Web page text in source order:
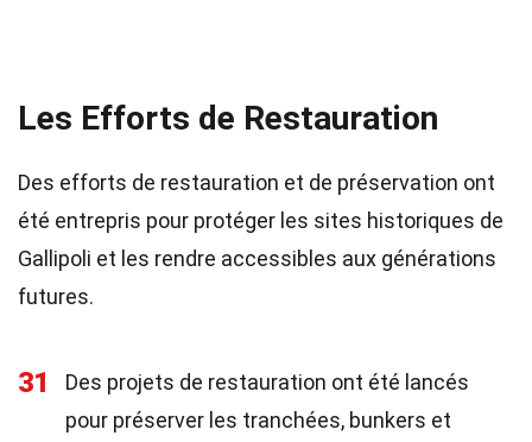
Les Efforts de Restauration
Des efforts de restauration et de préservation ont
été entrepris pour protéger les sites historiques de
Gallipoli et les rendre accessibles aux générations
futures.
31
Des projets de restauration ont été lancés
pour préserver les tranchées, bunkers et